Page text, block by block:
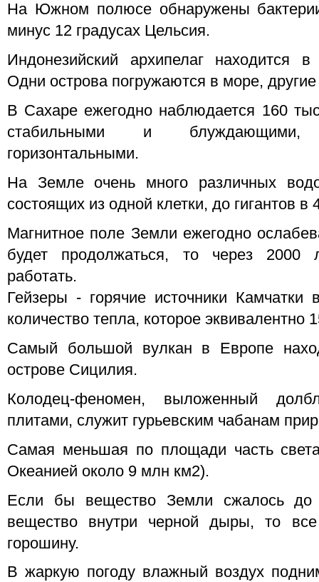
На Южном полюсе обнаружены
минус 12 градусах Цельсия.
Индонезийский архипелаг находится
Одни острова погружаются в море,
В Сахаре ежегодно наблюдается 160
стабильными и
горизонтальными.
На Земле очень много различных
состоящих из одной клетки, до гигантов в
Магнитное поле Земли ежегодно
будет продолжаться, то через 2000
работать.
Гейзеры - горячие источники Камчатки
количество тепла, которое эквивалентно
Самый большой вулкан в Европе
острове Сицилия.
Колодец-феномен, выложенный
плитами, служит гурьевским чабанам
Самая меньшая по площади часть
Океанией около 9 млн км2).
Если бы вещество Земли сжалось до
вещество внутри черной дыры, то
горошину.
В жаркую погоду влажный воздух